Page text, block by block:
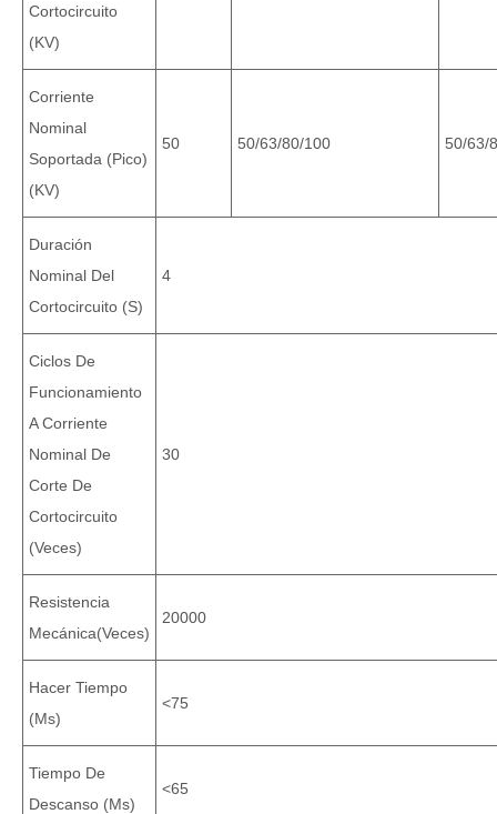
Cortocircuito
(KV)
Corriente
Nominal
Soportada (pico)
(KV)
50 50/63/80/100 50/63/
Duración
Nominal Del
Cortocircuito (S)
4
Ciclos De
Funcionamiento
A Corriente
Nominal De
Corte De
Cortocircuito
(veces)
30
Resistencia
Mecánica(Veces)
20000
Hacer Tiempo
(ms)
<75
Tiempo De
Descanso (ms)
<65